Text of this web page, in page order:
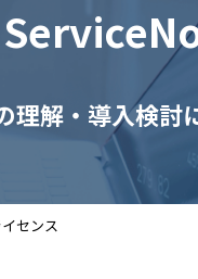
解・導入検討
センス